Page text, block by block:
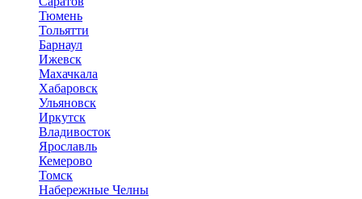
Тюмень
Тольятти
Барнаул
Ижевск
Махачкала
Хабаровск
Ульяновск
Иркутск
Владивосток
Ярославль
Кемерово
Томск
Набережные Челны